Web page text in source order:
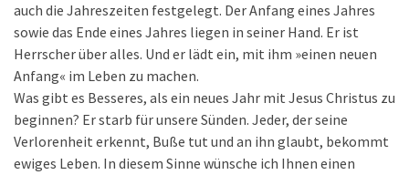
auch die Jahreszeiten festgelegt. Der Anfang eines Jahres
sowie das Ende eines Jahres liegen in seiner Hand. Er ist
Herrscher über alles. Und er lädt ein, mit ihm »einen neuen
Anfang« im Leben zu machen.
Was gibt es Besseres, als ein neues Jahr mit Jesus Christus zu
beginnen? Er starb für unsere Sünden. Jeder, der seine
Verlorenheit erkennt, Buße tut und an ihn glaubt, bekommt
ewiges Leben. In diesem Sinne wünsche ich Ihnen einen